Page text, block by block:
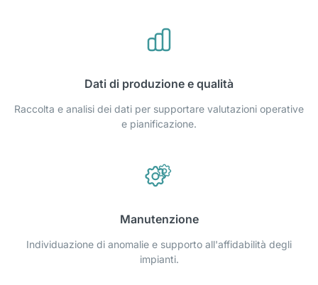
Dati di produzione e qualità
Raccolta e analisi dei dati per supportare valutazioni operative
e pianificazione.
Manutenzione
Individuazione di anomalie e supporto all'affidabilità degli
impianti.